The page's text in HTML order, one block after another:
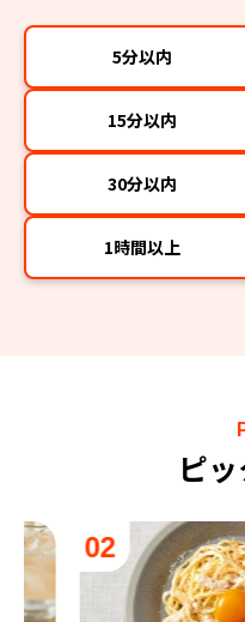
5分以内
15分以内
30分以内
1時間以上
ピ
02